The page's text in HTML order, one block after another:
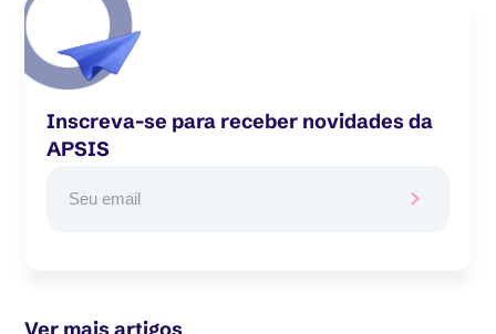
Inscreva-se para receber novidades da
APSIS
Ver mais artigos